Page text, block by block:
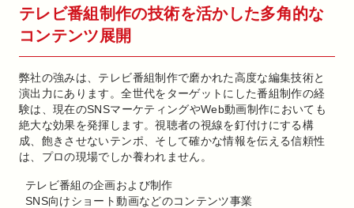
テレビ番組制作の技術を活かした多角的な
コンテンツ展開
弊社の強みは、テレビ番組制作で磨かれた高度な編集技術と
演出力にあります。全世代をターゲットにした番組制作の経
験は、現在のSNSマーケティングやWeb動画制作においても
絶大な効果を発揮します。視聴者の視線を釘付けにする構
成、飽きさせないテンポ、そして確かな情報を伝える信頼性
は、プロの現場でしか養われません。
テレビ番組の企画および制作
SNS向けショート動画などのコンテンツ事業